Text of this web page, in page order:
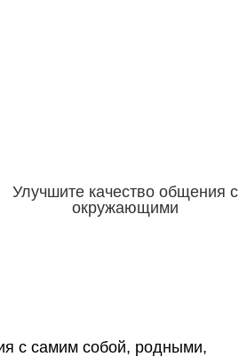
Улучшите качество общения с
окружающими
с самим собой, родными,